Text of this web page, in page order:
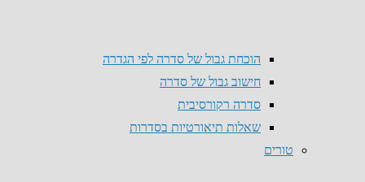
הוכחת גבול של סדרה לפי הגדרה
חישוב גבול של סדרה
סדרה רקורסיבית
שאלות תיאורטיות בסדרות
טורים